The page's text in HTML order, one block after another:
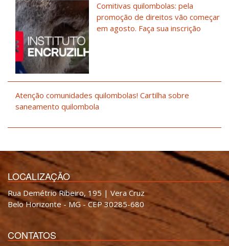
Comitivas quilombolas: pela
promoção de direitos vão começar
em agosto. Faça sua inscrição
Atenção comunidades quilombolas! Cartilha sobre
saneamento quilombola
LOCALIZAÇÃO
Rua Demétrio Ribeiro, 195 | Vera Cruz
Belo Horizonte - MG - CEP 30285-680
CONTATOS